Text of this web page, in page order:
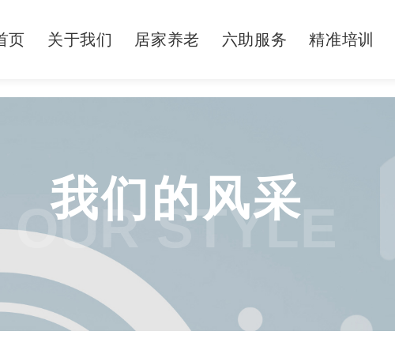
页 关于我们 居家养老 六助服务 精准培训
我们的风采
OUR STYLE